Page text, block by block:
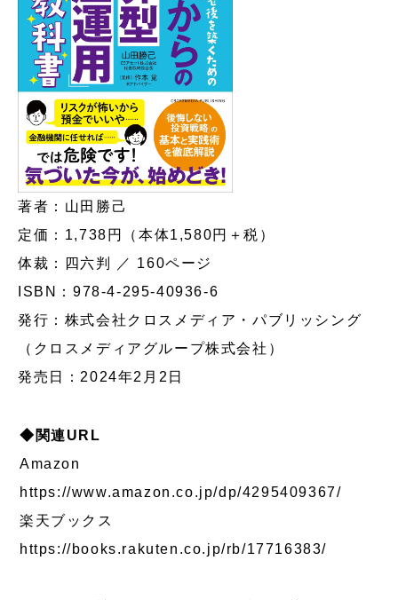
著者：山田勝己
定価：1,738円（本体1,580円＋税）
体裁：四六判 ／ 160ページ
ISBN：978-4-295-40936-6
発行：株式会社クロスメディア・パブリッシング
（クロスメディアグループ株式会社）
発売日：2024年2月2日
◆関連URL
Amazon
https://www.amazon.co.jp/dp/4295409367/
楽天ブックス
https://books.rakuten.co.jp/rb/17716383/